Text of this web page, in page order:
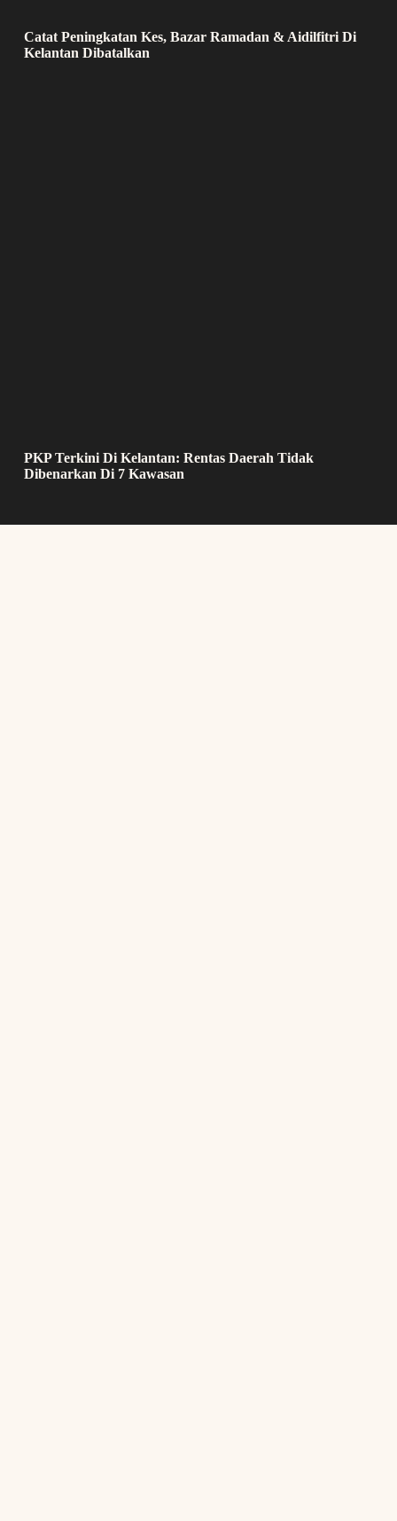
Catat Peningkatan Kes, Bazar Ramadan & Aidilfitri Di
Kelantan Dibatalkan
PKP Terkini Di Kelantan: Rentas Daerah Tidak
Dibenarkan Di 7 Kawasan